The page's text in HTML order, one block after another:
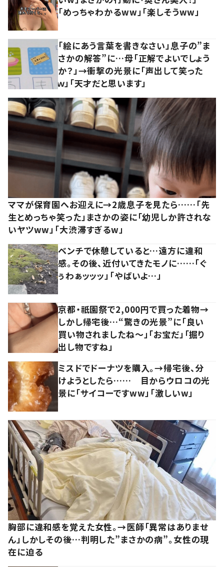
「めっちゃわかるww」「楽しそうww」
「絵にあう言葉を書きなさい」息子の”ま
さかの解答”に…母「正解でよいでしょう
か？」→衝撃の光景に「声出して笑った
ｗ」「天才だと思います」
ママが保育園へお迎えに→2歳息子を見たら……「先
生とめっちゃ笑った」まさかの姿に「幼児しか許されな
いヤツww」「大渋滞すぎるw」
ベンチで休憩していると…遠方に違和
感。その後、近付いてきたモノに……「ぐ
ぅわぁッッッ」「やばいよ…」
京都・祇園祭で2,000円で買った着物→
しかし帰宅後…“驚きの光景”に「良い
買い物されましたね～」「お宝だ」「掘り
出し物ですね」
ミスドでドーナツを購入。→帰宅後、分
けようとしたら…… 目からウロコの光
景に「サイコーですww」「激しいw」
胸部に違和感を覚えた女性。→医師「異常はありませ
ん」しかしその後…判明した”まさかの病”。女性の現
在に迫る